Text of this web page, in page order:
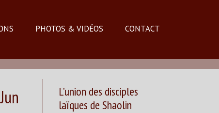
PHOTOS & VIDÉOS CONTACT
L’union des disciples
laïques de Shaolin